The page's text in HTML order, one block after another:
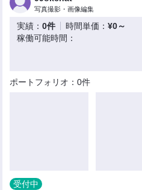
写真撮影・画像編集
実績：0件 時間単価：¥0～
稼働可能時間：
ポートフォリオ：0件
受付中